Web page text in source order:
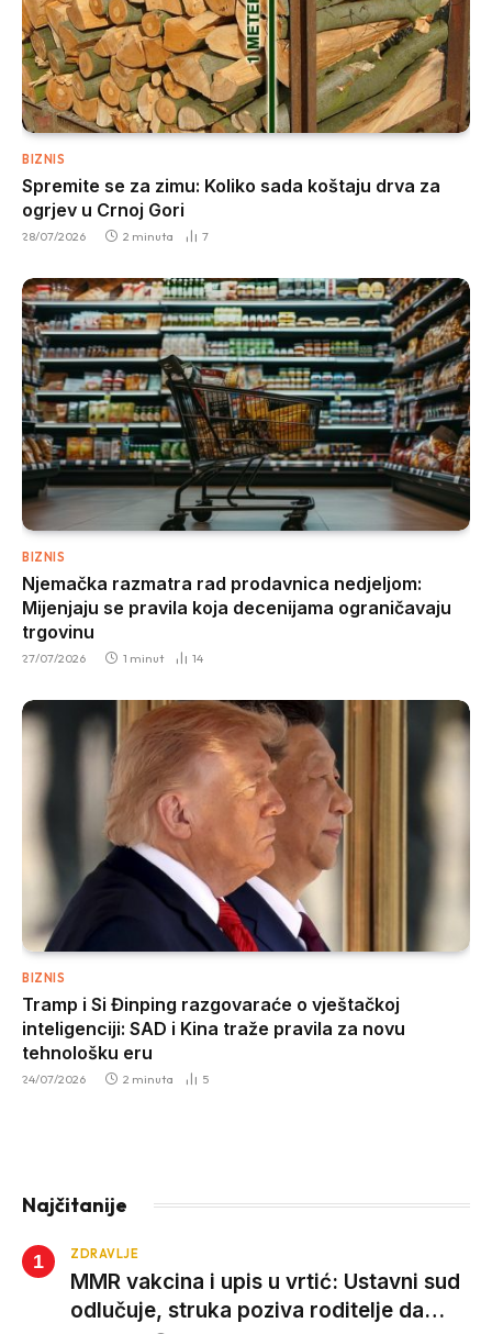
BIZNIS
Spremite se za zimu: Koliko sada koštaju drva za
ogrjev u Crnoj Gori
28/07/2026 2 minuta 7
BIZNIS
Njemačka razmatra rad prodavnica nedjeljom:
Mijenjaju se pravila koja decenijama ograničavaju
trgovinu
27/07/2026 1 minut 14
BIZNIS
Tramp i Si Đinping razgovaraće o vještačkoj
inteligenciji: SAD i Kina traže pravila za novu
tehnološku eru
24/07/2026 2 minuta 5
Najčitanije
ZDRAVLJE
MMR vakcina i upis u vrtić: Ustavni sud
odlučuje, struka poziva roditelje da